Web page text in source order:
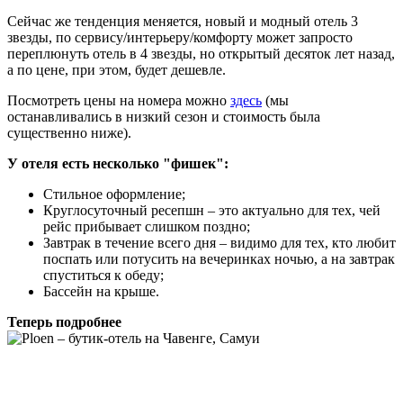
Сейчас же тенденция меняется, новый и модный отель 3
звезды, по сервису/интерьеру/комфорту может запросто
переплюнуть отель в 4 звезды, но открытый десяток лет назад,
а по цене, при этом, будет дешевле.
Посмотреть цены на номера можно здесь (мы
останавливались в низкий сезон и стоимость была
существенно ниже).
У отеля есть несколько "фишек":
Стильное оформление;
Круглосуточный ресепшн – это актуально для тех, чей
рейс прибывает слишком поздно;
Завтрак в течение всего дня – видимо для тех, кто любит
поспать или потусить на вечеринках ночью, а на завтрак
спуститься к обеду;
Бассейн на крыше.
Теперь подробнее